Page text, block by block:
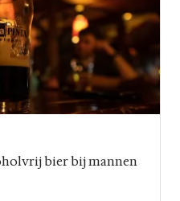
bier bij mannen